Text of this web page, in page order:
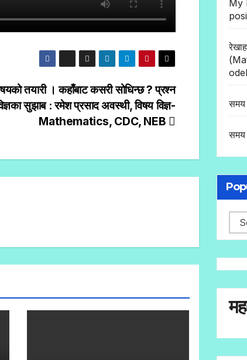
तयारी । कहाँबाट कसरी सोधिन्छ ? प्रश्न
सुझाब : रमेश प्रसाद अवस्थी, विषय विज्ञ-
Mathematics, CDC, NEB
My